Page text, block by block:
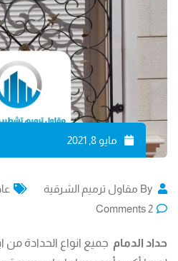
مايو 8, 2021
By مقاول ترميم الشرقية
2
Comments
حداد الدمام جميع انواع الحدادة من